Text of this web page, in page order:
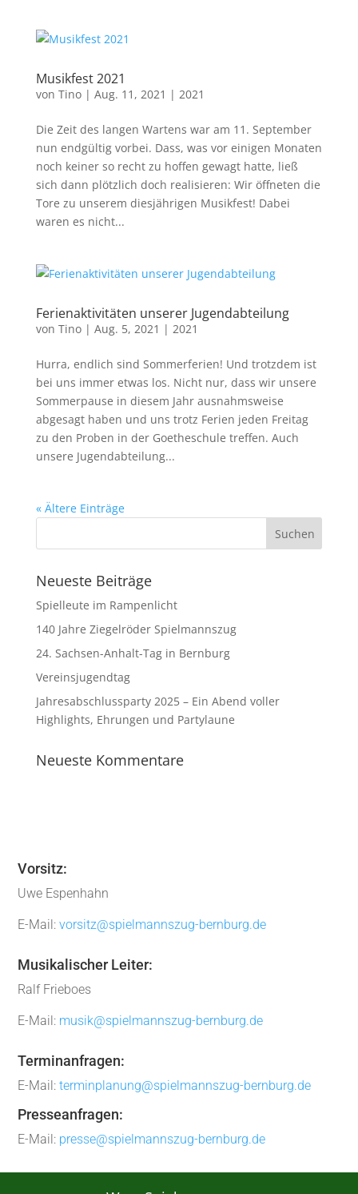
Musikfest 2021
von Tino| Aug. 11, 2021 | 2021
Die Zeit des langen Wartens war am 11. September
nun endgültig vorbei. Dass, was vor einigen Monaten
noch keiner so recht zu hoffen gewagt hatte, ließ
sich dann plötzlich doch realisieren: Wir öffneten die
Tore zu unserem diesjährigen Musikfest! Dabei
waren es nicht...
Ferienaktivitäten unserer Jugendabteilung
von Tino| Aug. 5, 2021 | 2021
Hurra, endlich sind Sommerferien! Und trotzdem ist
bei uns immer etwas los. Nicht nur, dass wir unsere
Sommerpause in diesem Jahr ausnahmsweise
abgesagt haben und uns trotz Ferien jeden Freitag
zu den Proben in der Goetheschule treffen. Auch
unsere Jugendabteilung...
« Ältere Einträge
Neueste Beiträge
Spielleute im Rampenlicht
140 Jahre Ziegelröder Spielmannszug
24. Sachsen-Anhalt-Tag in Bernburg
Vereinsjugendtag
Jahresabschlussparty 2025 – Ein Abend voller
Highlights, Ehrungen und Partylaune
Neueste Kommentare
Vorsitz:
Uwe Espenhahn
E-Mail:vorsitz@spielmannszug-bernburg.de
Musikalischer Leiter:
Ralf Frieboes
E-Mail: musik@spielmannszug-bernburg.de
Terminanfragen:
E-Mail:terminplanung@spielmannszug-bernburg.de
Presseanfragen:
E-Mail: presse@spielmannszug-bernburg.de